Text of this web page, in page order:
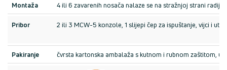
Montaža 4 ili 6 zavarenih nosača nalaze se na stražnjoj strani
Pribor 2 ili 3 MCW-5 konzole, 1 slijepi čep za ispuštanje, vijci i
Pakiranje čvrsta kartonska ambalaža s kutnom i rubnom zaštitom,